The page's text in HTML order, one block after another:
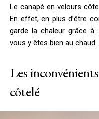
Le canapé en velours
En effet, en plus d’être
garde la chaleur grâce à
vous y êtes bien au chaud.
Les
côtelé